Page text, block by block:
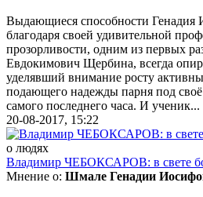
Выдающиеся способности
благодаря своей удивительной
прозорливости, одним из первых
Евдокимович Щербина, всегда
уделявший внимание росту
подающего надежды парня под
самого последнего часа. И ученик...
20-08-2017, 15:22
о людях
Владимир ЧЕБОКСАРОВ: в свете
Мнение о: Шмале Генадии